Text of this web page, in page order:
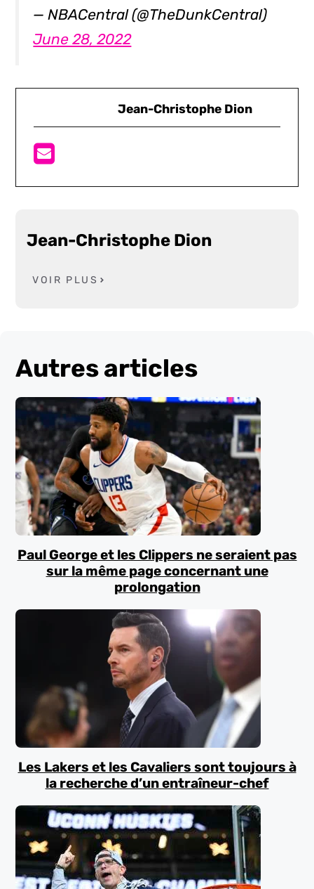
— NBACentral (@TheDunkCentral)
June 28, 2022
Jean-Christophe Dion
Jean-Christophe Dion
VOIR PLUS
Autres articles
Paul George et les Clippers ne seraient pas
sur la même page concernant une
prolongation
Les Lakers et les Cavaliers sont toujours à
la recherche d’un entraîneur-chef